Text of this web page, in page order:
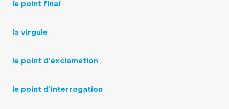
le point final
la virgule
le point d'exclamation
le point d'interrogation